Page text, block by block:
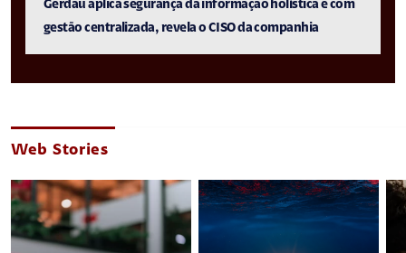
Gerdau aplica segurança da informação holística e com
gestão centralizada, revela o CISO da companhia
Web Stories